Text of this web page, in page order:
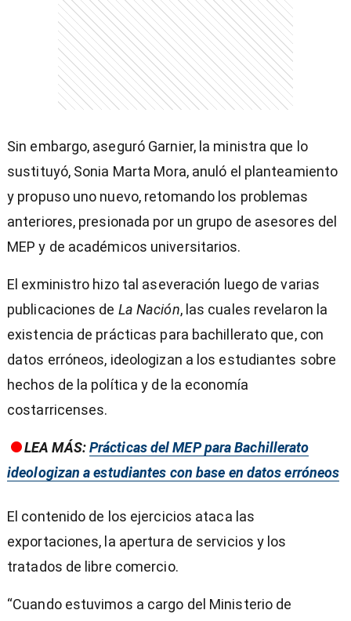
Sin embargo, aseguró Garnier, la ministra que lo
sustituyó, Sonia Marta Mora, anuló el planteamiento
y propuso uno nuevo, retomando los problemas
anteriores, presionada por un grupo de asesores del
MEP y de académicos universitarios.
El exministro hizo tal aseveración luego de varias
publicaciones de La Nación, las cuales revelaron la
existencia de prácticas para bachillerato que, con
datos erróneos, ideologizan a los estudiantes sobre
hechos de la política y de la economía
costarricenses.
LEA MÁS:Prácticas del MEP para Bachillerato
ideologizan a estudiantes con base en datos erróneos
El contenido de los ejercicios ataca las
exportaciones, la apertura de servicios y los
tratados de libre comercio.
“Cuando estuvimos a cargo del Ministerio de